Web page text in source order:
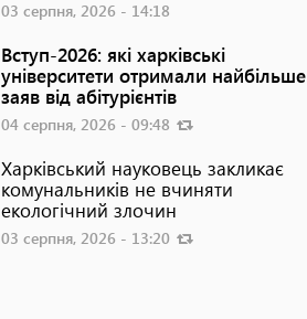
03 серпня, 2026 - 14:18
Вступ-2026: які харківські
університети отримали найбільше
заяв від абітурієнтів
04 серпня, 2026 - 09:48
Харківський науковець закликає
комунальників не вчиняти
екологічний злочин
03 серпня, 2026 - 13:20